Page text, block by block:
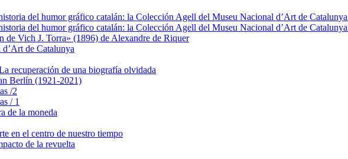
del humor gráfico catalán: la Colección Agell del Museu Nacional d’Art de
del humor gráfico catalán: la Colección Agell del Museu Nacional d’Art de Catalunya
de Vich J. Torra» (1896) de Alexandre de Riquer
de Catalunya
recuperación de una biografía olvidada
Berlín (1921-2021)
/2
/ 1
de la moneda
en el centro de nuestro tiempo
de la revuelta